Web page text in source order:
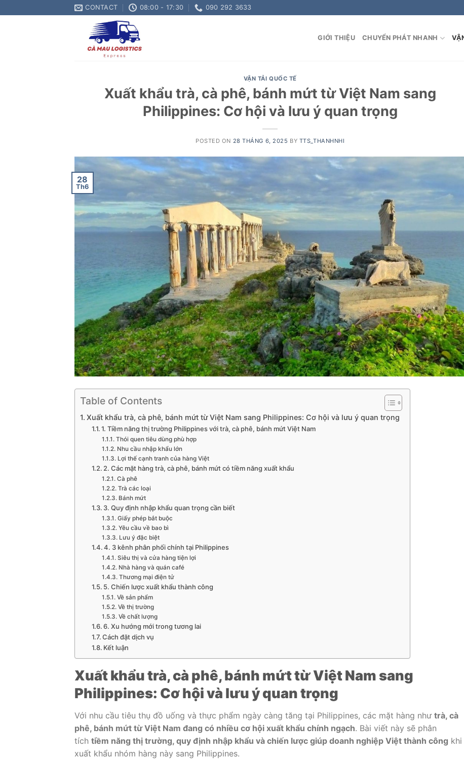
to
CONTACT 08:00 - 17:30 090 292 3633
GIỚI THIỆU CHUYỂN PHÁT NHANH
VẬN TẢI QUỐC TẾ
Xuất khẩu trà, cà phê, bánh mứt từ Việt Nam sang
Philippines: Cơ hội và lưu ý quan trọng
POSTED ON 28 THÁNG 6, 2025 BY TTS_THANHNHI
28
Th6
Table of Contents
Xuất khẩu trà, cà phê, bánh mứt từ Việt Nam sang Philippines: Cơ hội và lưu ý quan trọng
1. Tiềm năng thị trường Philippines với trà, cà phê, bánh mứt Việt Nam
Thói quen tiêu dùng phù hợp
Nhu cầu nhập khẩu lớn
Lợi thế cạnh tranh của hàng Việt
2. Các mặt hàng trà, cà phê, bánh mứt có tiềm năng xuất khẩu
Cà phê
Trà các loại
Bánh mứt
3. Quy định nhập khẩu quan trọng cần biết
Giấy phép bắt buộc
Yêu cầu về bao bì
Lưu ý đặc biệt
4. 3 kênh phân phối chính tại Philippines
Siêu thị và cửa hàng tiện lợi
Nhà hàng và quán café
Thương mại điện tử
5. Chiến lược xuất khẩu thành công
Về sản phẩm
Về thị trường
Về chất lượng
6. Xu hướng mới trong tương lai
Cách đặt dịch vụ
Kết luận
Xuất khẩu trà, cà phê, bánh mứt từ Việt Nam sang
Philippines: Cơ hội và lưu ý quan trọng
Với nhu cầu tiêu thụ đồ uống và thực phẩm ngày càng tăng tại Philippines, các mặt hàng như trà, cà
phê, bánh mứt từ Việt Nam đang có nhiều cơ hội xuất khẩu chính ngạch. Bài viết này sẽ phân
tích tiềm năng thị trường, quy định nhập khẩu và chiến lược giúp doanh nghiệp Việt thành công khi
xuất khẩu nhóm hàng này sang Philippines.